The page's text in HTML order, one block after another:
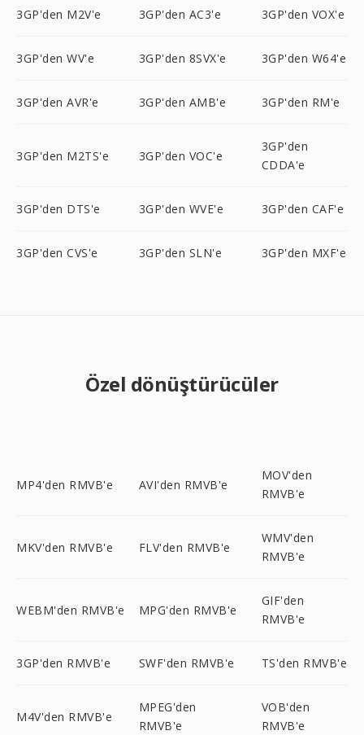
3GP'den M2V'e 3GP'den AC3'e 3GP'den VOX'e
3GP'den WV'e 3GP'den 8SVX'e 3GP'den W64'e
3GP'den AVR'e 3GP'den AMB'e 3GP'den RM'e
3GP'den M2TS'e 3GP'den VOC'e
3GP'den
CDDA'e
3GP'den DTS'e 3GP'den WVE'e 3GP'den CAF'e
3GP'den CVS'e 3GP'den SLN'e 3GP'den MXF'e
Özel dönüştürücüler
MP4'den RMVB'e AVI'den RMVB'e
MOV'den
RMVB'e
MKV'den RMVB'e FLV'den RMVB'e
WMV'den
RMVB'e
WEBM'den RMVB'e MPG'den RMVB'e
GIF'den
RMVB'e
3GP'den RMVB'e SWF'den RMVB'e TS'den RMVB'e
M4V'den RMVB'e
MPEG'den
RMVB'e
VOB'den
RMVB'e